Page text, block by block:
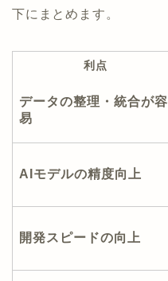
下にまとめます。
利点
データの整理・統合が容
易
AIモデルの精度向上
開発スピードの向上